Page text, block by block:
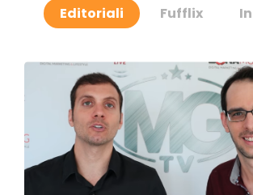
Editoriali Fufflix